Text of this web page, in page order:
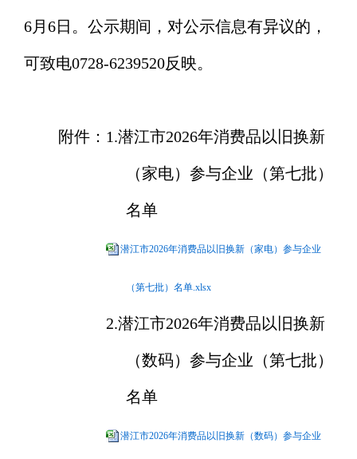
6月 6日。公示期间，对公示信息有异议的，
可致电0728-6239520反映。
附件： 1.潜江市2026年消费品以旧换新
（家电）参与企业（第七批）
名单
潜江市2026年消费品以旧换新（家电）参与企业
（第七批）名单.xlsx
2.潜江市2026年消费品以旧换新
（数码）参与企业（第七批）
名单
潜江市2026年消费品以旧换新（数码）参与企业